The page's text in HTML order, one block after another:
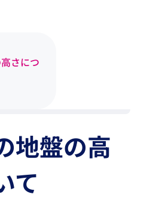
さにつ
地盤の高
て